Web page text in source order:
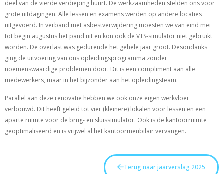
deel van de vierde verdieping huurt. De werkzaamheden stelden ons voor
grote uitdagingen. Alle lessen en examens werden op andere locaties
uitgevoerd. In verband met asbestverwijdering moesten we van eind mei
tot begin augustus het pand uit en kon ook de VTS-simulator niet gebruikt
worden. De overlast was gedurende het gehele jaar groot. Desondanks
ging de uitvoering van ons opleidingsprogramma zonder
noemenswaardige problemen door. Dit is een compliment aan alle
medewerkers, maar in het bijzonder aan het opleidingsteam.
Parallel aan deze renovatie hebben we ook onze eigen werkvloer
verbouwd. Dit heeft geleid tot vier (kleinere) lokalen voor lessen en een
aparte ruimte voor de brug- en sluissimulator. Ook is de kantoorruimte
geoptimaliseerd en is vrijwel al het kantoormeubilair vervangen.
Terug naar jaarverslag 2025